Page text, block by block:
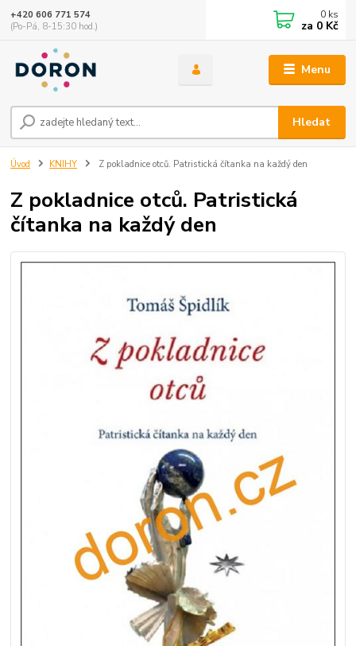
Menu
Hledat
+420 606 771 574
(Po-Pá, 8-15:30 hod.)
0 ks
za 0 Kč
Úvod KNIHY Z pokladnice otců. Patristická čítanka na každý den
Z pokladnice otců. Patristická
čítanka na každý den